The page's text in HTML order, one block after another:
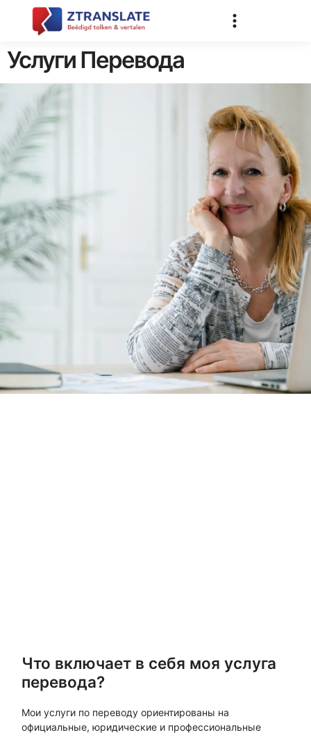
Услуги Перевода
Что включает в себя моя услуга
перевода?
Мои услуги по переводу ориентированы на
официальные, юридические и профессиональные